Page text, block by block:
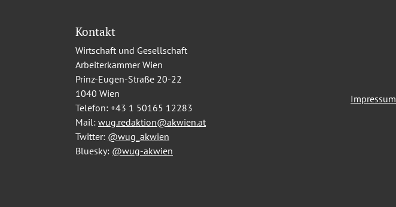
Kontakt
Wirtschaft und Gesellschaft
Arbeiterkammer Wien
Prinz-Eugen-Straße 20-22
1040 Wien
Telefon: +43 1 50165 12283
Mail: wug.redaktion@akwien.at
Twitter: @wug_akwien
Bluesky: @wug-akwien
Impressum